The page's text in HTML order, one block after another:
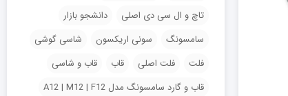
تاچ و ال سی دی اصلی
دانشجو بازار
سامسونگ
سونی اریکسون
شاسی گوشی
فلت
فلت اصلی قاب
قاب و شاسی
قاب و گارد سامسونگ مدل A12 | M12 | F12